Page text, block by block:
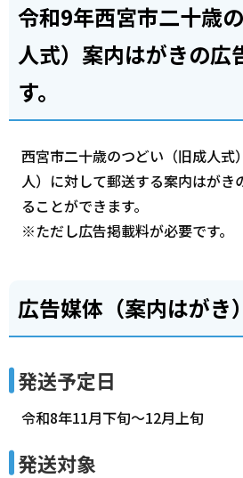
令和9年西宮市二十歳
人式）案内はがきの広
す。
西宮市二十歳のつどい（旧成人式
人）に対して郵送する案内はがき
ることができます。
※ただし広告掲載料が必要です。
広告媒体（案内はがき
発送予定日
令和8年11月下旬～12月上旬
発送対象